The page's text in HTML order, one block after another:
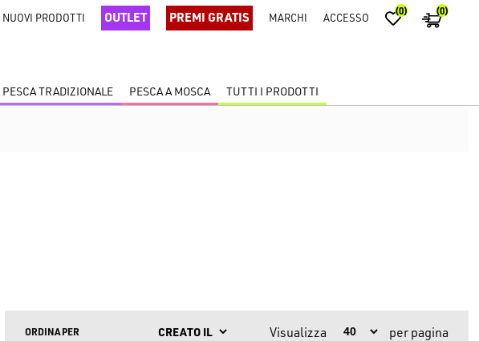
NUOVI PRODOTTI OUTLET PREMI GRATIS MARCHI ACCESSO (0) (0)
PESCA TRADIZIONALE PESCA A MOSCA TUTTI I PRODOTTI
ORDINA PER Visualizza per pagina